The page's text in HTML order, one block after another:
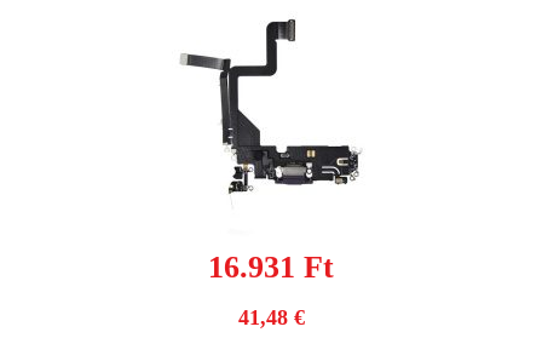
16.931 Ft
41,48 €